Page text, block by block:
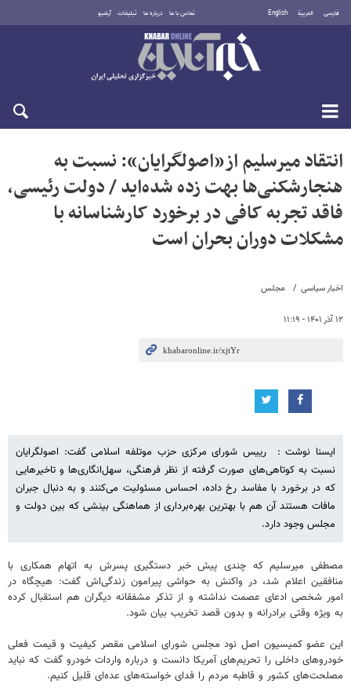
فارسی العربية English تماس با ما درباره ما تبلیغات آرشیو
جمعه ۱۶ مرداد ۱۴۰۵
اخبار سیاسی مجلس
۱۲ آذر ۱۴۰۱ - ۱۱:۱۹
انتقاد میرسلیم از«اصولگرایان»: نسبت به
هنجارشکنی‌ها بهت زده شده‌اید / دولت رئیسی،
فاقد تجربه کافی در برخورد کارشناسانه با
مشکلات دوران بحران است
ایسنا نوشت : رییس شورای مرکزی حزب موتلفه اسلامی گفت: اصولگرایان
نسبت به کوتاهی‌های صورت گرفته از نظر فرهنگی، سهل‌انگاری‌ها و تاخیرهایی
که در برخورد با مفاسد رخ داده، احساس مسئولیت می‌کنند و به دنبال جبران
مافات هستند آن هم با بهترین بهره‌برداری از هماهنگی بینشی که بین دولت و
مجلس وجود دارد.
مصطفی میرسلیم که چندی پیش خبر دستگیری پسرش به اتهام همکاری با
منافقین اعلام شد،‌ در واکنش به حواشی پیرامون زندگی‌اش گفت: هیچگاه در
امور شخصی ادعای عصمت نداشته‌ و از تذکر مشفقانه دیگران هم استقبال کرده‌
به ویژه وقتی برادرانه و بدون قصد تخریب بیان شود.
این عضو کمیسیون اصل نود مجلس شورای اسلامی مقصر کیفیت و قیمت فعلی
خودروهای داخلی را تحریم‌های آمریکا دانست و درباره واردات خودرو گفت که نباید
مصلحت‌های کشور و قاطبه مردم را فدای خواسته‌های عده‌ای قلیل کنیم.